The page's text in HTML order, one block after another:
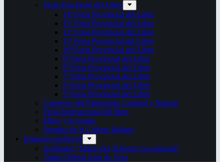
Feria Provincial del Libro
14ª Feria Provincial del Libro
13ª Feria Provincial del Libro
12ª Feria Provincial del Libro
11ª Feria Provincial del Libro
10ª Feria Provincial del Libro
9ª Feria Provincial del Libro
8ª Feria Provincial del Libro
7ª Feria Provincial del Libro
6ª Feria Provincial del Libro
5ª Feria Provincial del Libro
Congreso del Patrimonio Cultural y Natural
Feria Internacional del libro
Mitos y leyendas
Semana de la Cultura Italiana
Espacios escénicos
Anfiteatro “Mario del Tránsito Cocomarola”
Teatro Oficial Juan de Vera